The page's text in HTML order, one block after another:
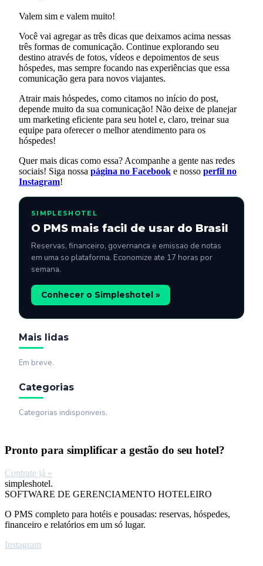
Valem sim e valem muito!
Você vai agregar as três dicas que deixamos acima nessas
três formas de comunicação. Continue explorando seu
destino através de fotos, vídeos e depoimentos de seus
hóspedes, mas sempre focando nas experiências que essa
comunicação gera para novos viajantes.
Atrair mais hóspedes, como citamos no início do post,
depende muito da sua comunicação! Não deixe de planejar
um marketing eficiente para seu hotel e, claro, treinar sua
equipe para oferecer o melhor atendimento para os
hóspedes!
Quer mais dicas como essa? Acompanhe a gente nas redes
sociais! Siga nossa página no Facebook e nosso perfil no
Instagram!
SIMPLESHOTEL
O PMS mais facil de usar do Brasil
Reservas, financeiro, governanca e emissao de notas
em uma so plataforma. Economize ate 17 horas por
semana.
Conhecer o Simpleshotel »
Mais lidas
Em breve.
Categorias
Categorias indisponiveis.
Pronto para simplificar a gestão do seu hotel?
Contrate já »
simpleshotel.
SOFTWARE DE GERENCIAMENTO HOTELEIRO
O PMS completo para hotéis e pousadas: reservas, hóspedes,
financeiro e relatórios em um só lugar.
Instagram